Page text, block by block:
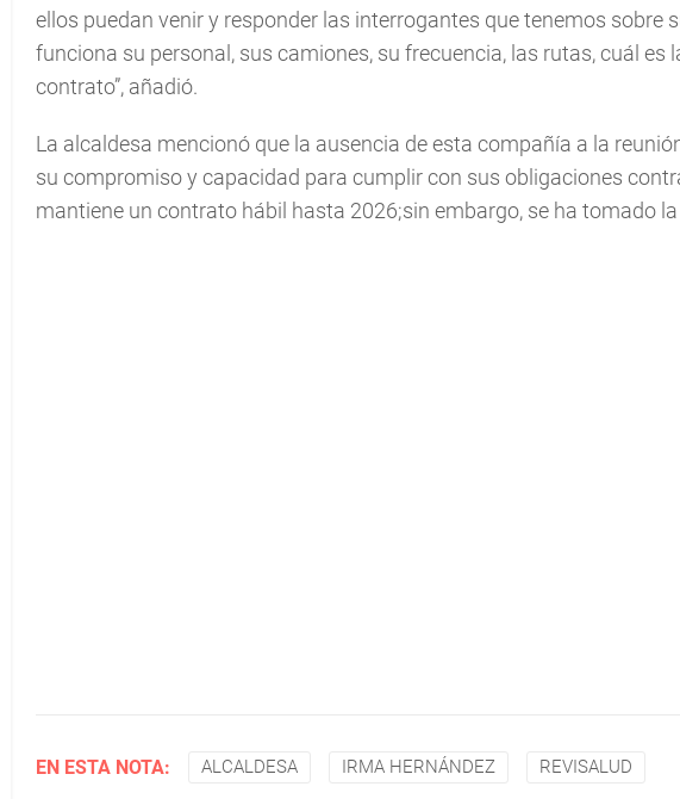
ellos puedan venir y responder las interrogantes que tenemos sobre
funciona su personal, sus camiones, su frecuencia, las rutas, cuál es
contrato”, añadió.
La alcaldesa mencionó que la ausencia de esta compañía a la
su compromiso y capacidad para cumplir con sus obligaciones
mantiene un contrato hábil hasta 2026;sin embargo, se ha tomado
EN ESTA NOTA: ALCALDESA IRMA HERNÁNDEZ REVISALUD